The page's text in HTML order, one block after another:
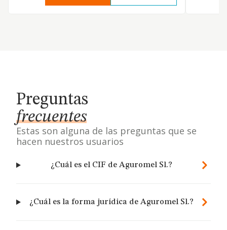
Preguntas
frecuentes
Estas son alguna de las preguntas que se
hacen nuestros usuarios
¿Cuál es el CIF de Aguromel Sl.?
¿Cuál es la forma jurídica de Aguromel Sl.?